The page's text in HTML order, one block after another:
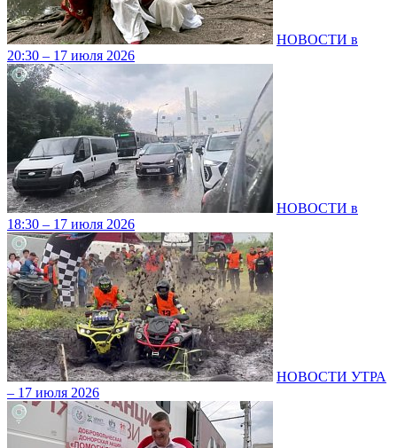
НОВОСТИ в
20:30 – 17 июля 2026
НОВОСТИ в
18:30 – 17 июля 2026
НОВОСТИ УТРА
– 17 июля 2026